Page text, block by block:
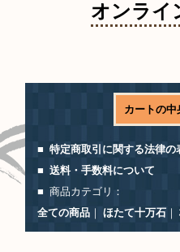
オンライ
カートの中
特定商取引に関する法律の
送料・手数料について
商品カテゴリ：
全ての商品 ｜ほたて十万石 ｜